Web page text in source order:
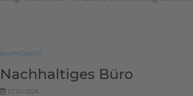
BAUPROJEKTE
Nachhaltiges Büro
27.04.2026